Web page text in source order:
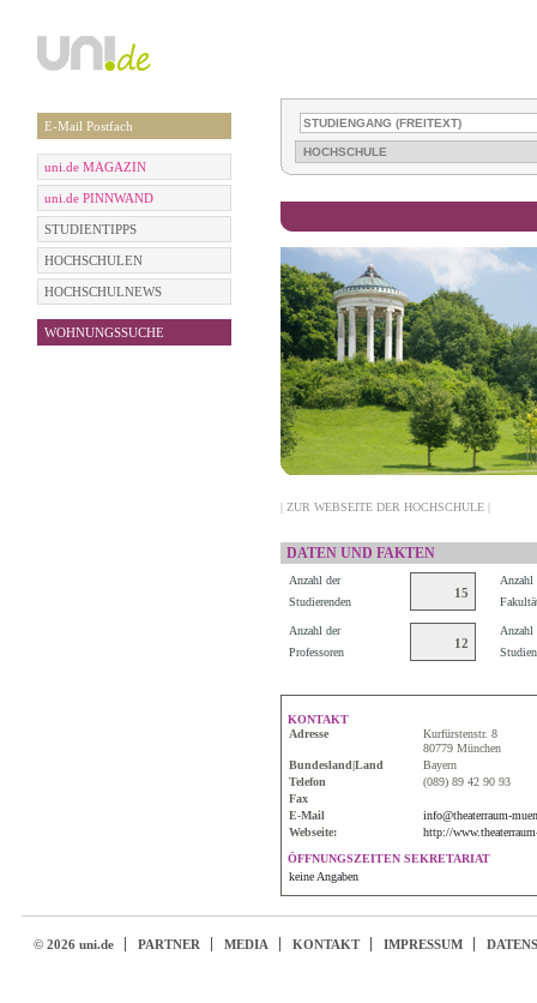
E-Mail Postfach
uni.de MAGAZIN
uni.de PINNWAND
STUDIENTIPPS
HOCHSCHULEN
HOCHSCHULNEWS
WOHNUNGSSUCHE
| ZUR WEBSEITE DER HOCHSCHULE |
DATEN UND FAKTEN
Anzahl der
Studierenden
15
Anzahl
Anzahl der
Professoren
12
Anzahl
KONTAKT
Adresse
Kurfürstenstr. 8
80779 München
Bundesland|Land
Bayern
Telefon
(089) 89 42 90 93
Fax
E-Mail
info@theaterraum-
Webseite:
http://
ÖFFNUNGSZEITEN SEKRETARIAT
keine Angaben
© 2026 uni.de PARTNER MEDIA KONTAKT IMPRESSUM